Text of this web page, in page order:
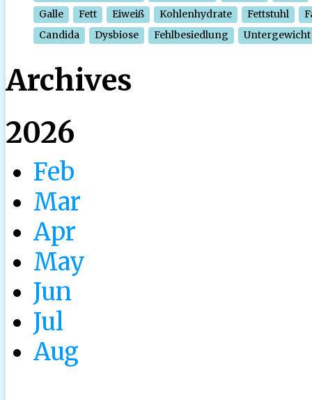
Galle
Fett Eiweiß Kohlenhydrate Fettstuhl
Candida
Dysbiose Fehlbesiedlung Untergewicht
Archives
2026
Feb
Mar
Apr
May
Jun
Jul
Aug